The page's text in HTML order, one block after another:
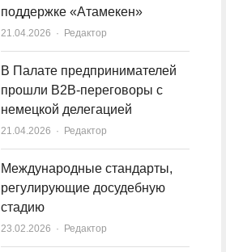
поддержке «Атамекен»
21.04.2026 Author
Редактор
В Палате предпринимателей
прошли B2B-переговоры с
немецкой делегацией
21.04.2026 Author
Редактор
Международные стандарты,
регулирующие досудебную
стадию
23.02.2026 Author
Редактор